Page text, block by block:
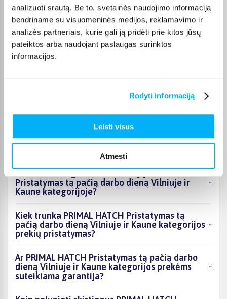
analizuoti srautą. Be to, svetainės naudojimo informaciją
bendriname su visuomeninės medijos, reklamavimo ir
analizės partneriais, kurie gali ją pridėti prie kitos jūsų
pateiktos arba naudojant paslaugas surinktos
informacijos.
Rodyti informaciją
Leisti visus
Atmesti
pristatysime per jos aprašyme nurodytą terminą.
DUK
darbo dieną Vilniuje ir Kaune kategorijoje
Kiek prekių yra PRIMAL HATCH Pristatymas tą
pačią darbo dieną Vilniuje ir Kaune kategorijos
Pristatymas tą pačią darbo dieną Vilniuje ir
Kaune kategorijoje?
Kiek trunka PRIMAL HATCH Pristatymas tą
pačią darbo dieną Vilniuje ir Kaune kategorijos
prekių pristatymas?
Ar PRIMAL HATCH Pristatymas tą pačią darbo
dieną Vilniuje ir Kaune kategorijos prekėms
suteikiama garantija?